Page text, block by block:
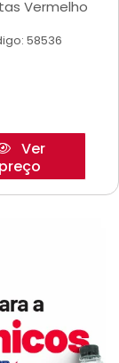
Vermelho
58536
Ver
preço